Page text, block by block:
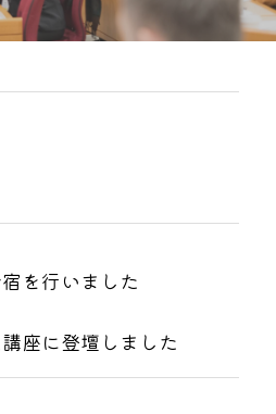
を行いました
座に登壇しました